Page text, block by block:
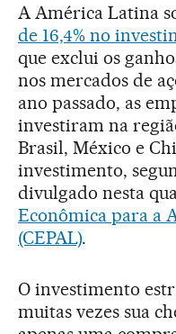
A América Latina
de 16,4% no
que exclui os
nos mercados de
ano passado, as
investiram na
Brasil, México e
investimento,
divulgado nesta
Econômica para a
(CEPAL).
O investimento
muitas vezes sua